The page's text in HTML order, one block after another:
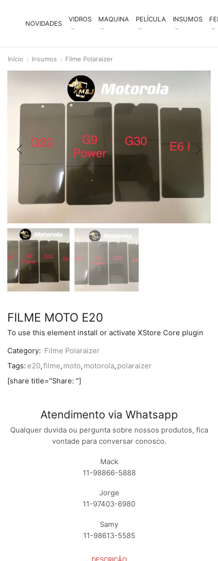
NOVIDADES
VIDROS MAQUINA PELÍCULA INSUMOS
Início Insumos Filme Polaraizer
FILME MOTO E20
To use this element install or activate XStore Core plugin
Category: Filme Polaraizer
Tags: e20,filme, moto, motorola, polaraizer
[share title="Share: "]
Atendimento via Whatsapp
Qualquer duvida ou pergunta sobre nossos produtos, fica
vontade para conversar conosco.
Mack
11-98866-5888
Jorge
11-97403-6980
Samy
11-98613-5585
DESCRIÇÃO